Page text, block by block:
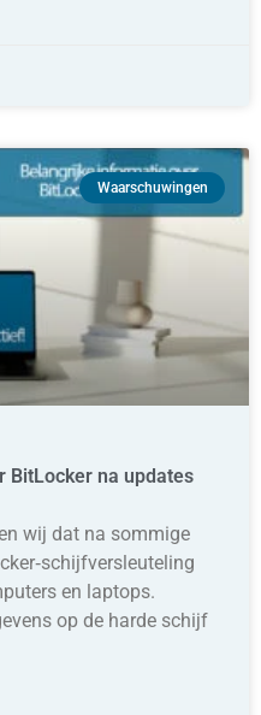
Waarschuwingen
BitLocker na updates
wij dat na sommige
en laptops.
op de harde schijf